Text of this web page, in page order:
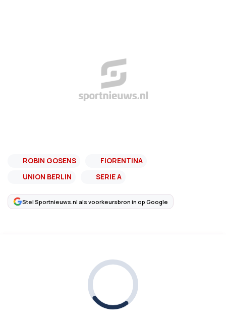
ROBIN GOSENS
FIORENTINA
UNION BERLIN
SERIE A
Stel Sportnieuws.nl als voorkeursbron in op Google